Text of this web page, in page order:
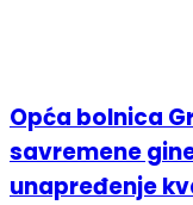
Opća bolnica
savremene
unapređenje